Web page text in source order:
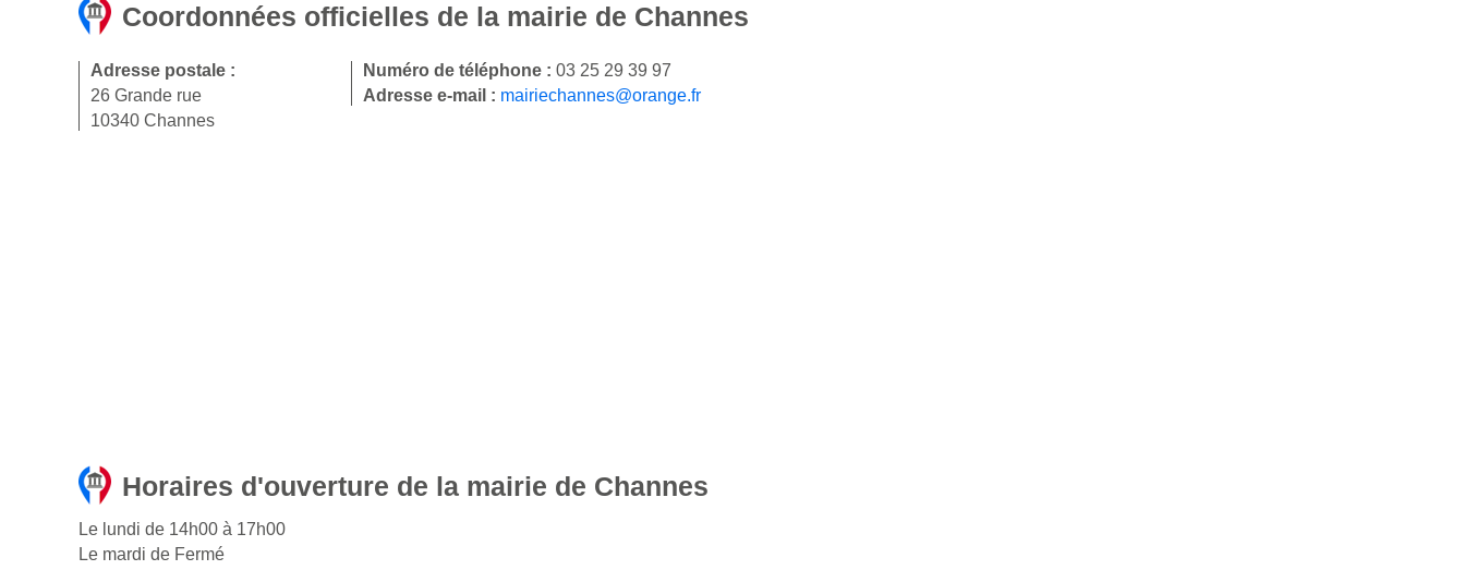
Coordonnées officielles de la mairie de Channes
Adresse postale :
26 Grande rue
10340 Channes
Numéro de téléphone : 03 25 29 39 97
Adresse e-mail : mairiechannes@orange.fr
Horaires d'ouverture de la mairie de Channes
Le lundi de 14h00 à 17h00
Le mardi de Fermé